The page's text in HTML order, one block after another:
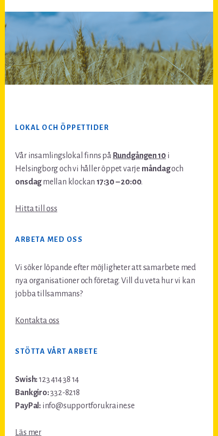
LOKAL OCH ÖPPETTIDER
Vår insamlingslokal finns på Rundgången 10 i
Helsingborg och vi håller öppet varje måndagoch
onsdagmellan klockan 17:30 – 20:00.
Hitta till oss
ARBETA MED OSS
Vi söker löpande efter möjligheter att samarbete med
nya organisationer och företag. Vill du veta hur vi kan
jobba tillsammans?
Kontakta oss
STÖTTA VÅRT ARBETE
Swish:123 414 38 14
Bankgiro:332-8218
PayPal: info@supportforukraine.se
Läs mer